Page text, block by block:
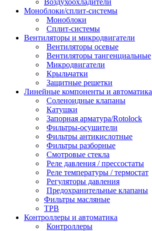
Воздухоохладители
Моноблоки/сплит-системы
Моноблоки
Сплит-системы
Вентиляторы и микродвигатели
Вентиляторы осевые
Вентиляторы тангенциальные
Микродвигатели
Крыльчатки
Защитные решетки
Линейные компоненты и автоматика
Соленоидные клапаны
Катушки
Запорная арматура/Rotolock
Фильтры-осушители
Фильтры антикислотные
Фильтры разборные
Смотровые стекла
Реле давления / прессостаты
Реле температуры / термостат
Регуляторы давления
Предохранительные клапаны
Фильтры масляные
ТРВ
Контроллеры и автоматика
Контроллеры